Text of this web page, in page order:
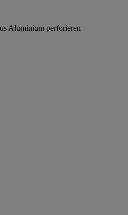
Aluminium perforieren